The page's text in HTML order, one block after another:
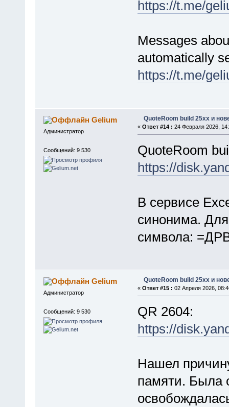
https://t.me/
Messages
automatically
https://t.me/
Gelium
Администратор
Сообщений: 9 530
QuoteRoom build 25xx и
« Ответ #14 : 24 Февраля 2026,
QuoteRoom
https://
В сервисе
синонима.
символа:
Gelium
Администратор
Сообщений: 9 530
QuoteRoom build 25xx и
« Ответ #15 : 02 Апреля 2026,
QR 2604:
https://
Нашел
памяти. Была